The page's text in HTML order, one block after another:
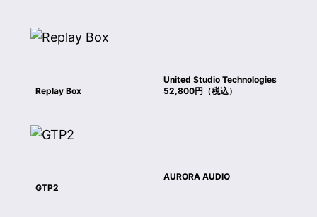
United Studio Technologies
Replay Box
52,800円（税込）
AURORA AUDIO
GTP2